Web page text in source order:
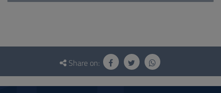
Questionnaire
social
Share on: